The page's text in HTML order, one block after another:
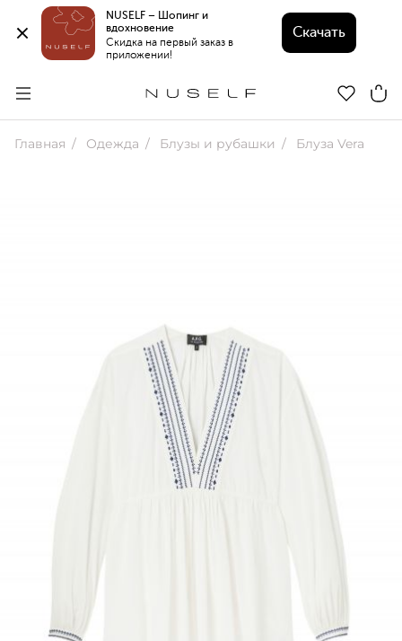
NUSELF – Шопинг и
вдохновение
Скидка на первый заказ в
приложении!
Скачать
Главная Одежда Блузы и рубашки Блуза Vera